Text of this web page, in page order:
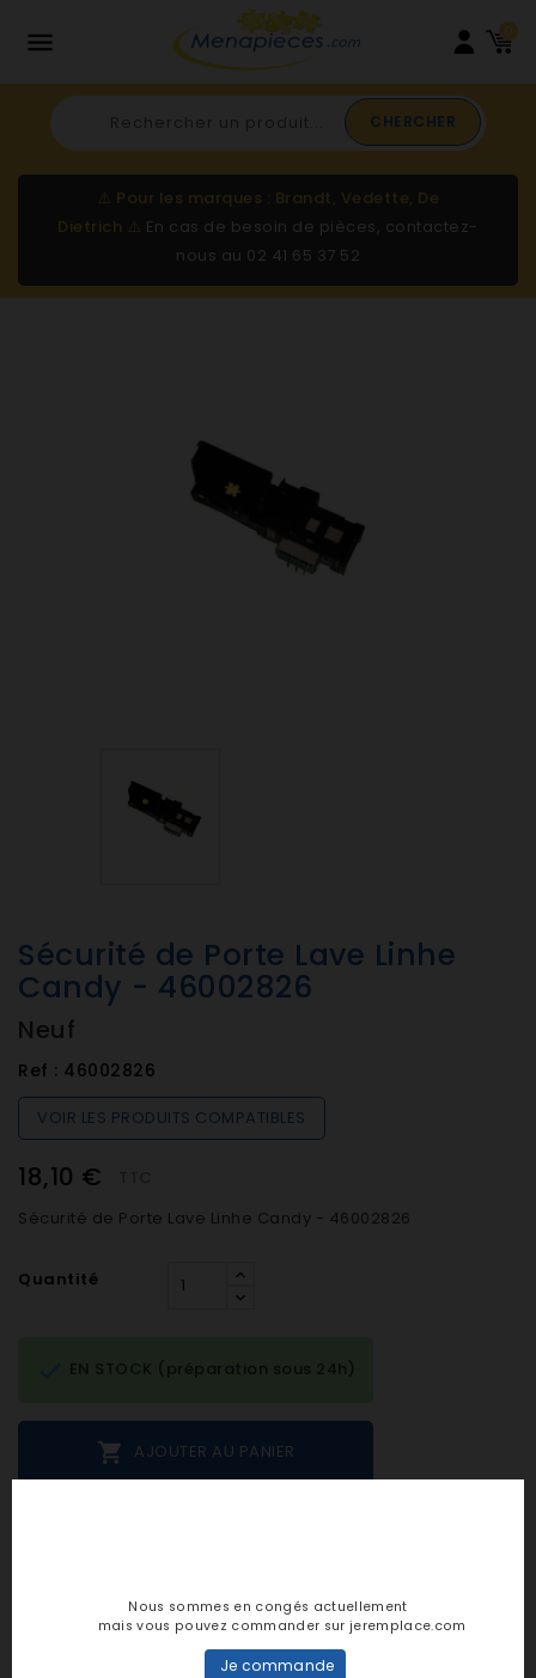
 0
CHERCHER
⚠️ Pour les marques : Brandt, Vedette, De
Dietrich ⚠️ En cas de besoin de pièces, contactez-
nous au 02 41 65 37 52
Sécurité de Porte Lave Linhe
Candy - 46002826
Neuf
Ref : 46002826
VOIR LES PRODUITS COMPATIBLES
18,10 €
Sécurité de Porte Lave Linhe Candy - 46002826
Quantité
 AJOUTER AU PANIER
EN STOCK (préparation sous 24h)
personne n'a encore posté d'avis
Nous sommes en congés actuellement
mais vous pouvez commander sur jeremplace.com
Je commande